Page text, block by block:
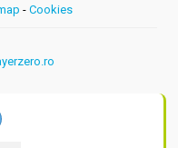
- Cookies